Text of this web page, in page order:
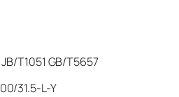
T1051 GB/T5657
31.5-L-Y